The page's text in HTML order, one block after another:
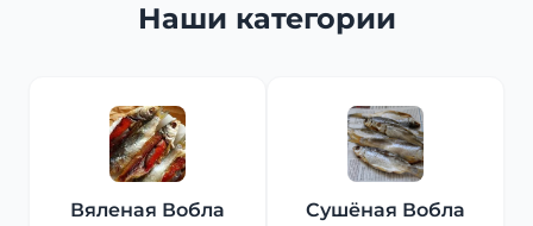
Наши категории
Вяленая Вобла Сушёная Вобла